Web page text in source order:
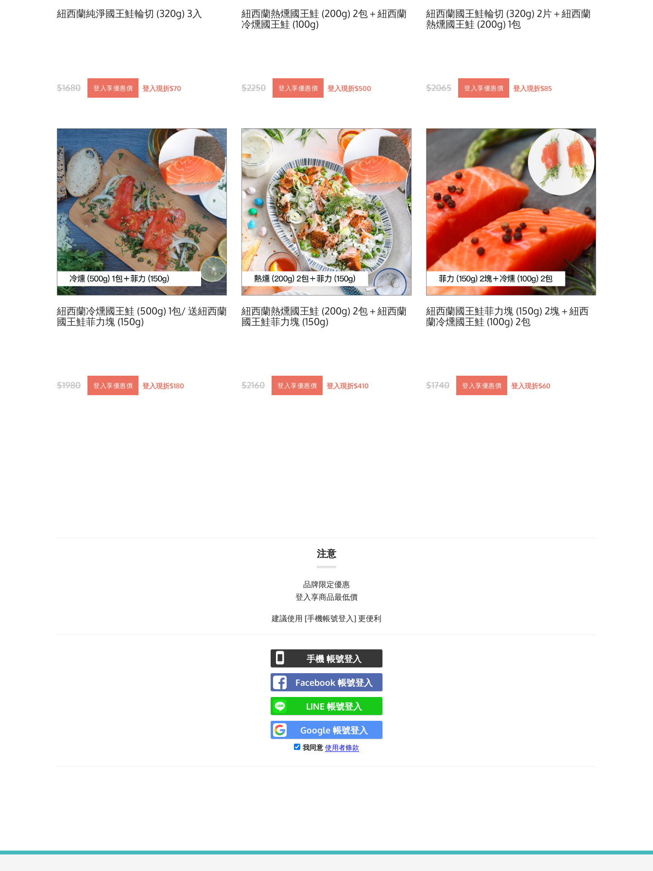
紐西蘭純淨國王鮭輪切 (320g) 3入
$1680 登入享優惠價 登入現折$70
紐西蘭熱燻國王鮭 (200g) 2包＋紐西蘭
冷燻國王鮭 (100g)
$2250 登入享優惠價 登入現折$500
紐西蘭國王鮭輪切 (320g) 2片＋紐西蘭
熱燻國王鮭 (200g) 1包
$2065 登入享優惠價 登入現折$85
紐西蘭冷燻國王鮭 (500g) 1包/ 送紐西蘭
國王鮭菲力塊 (150g)
$1980 登入享優惠價 登入現折$180
紐西蘭熱燻國王鮭 (200g) 2包＋紐西蘭
國王鮭菲力塊 (150g)
$2160 登入享優惠價 登入現折$410
紐西蘭國王鮭菲力塊 (150g) 2塊＋紐西
蘭冷燻國王鮭 (100g) 2包
$1740 登入享優惠價 登入現折$60
注意
品牌限定優惠
登入享商品最低價
建議使用 [手機帳號登入] 更便利
手機 帳號登入
Facebook 帳號登入
LINE 帳號登入
Google 帳號登入
我同意 使用者條款